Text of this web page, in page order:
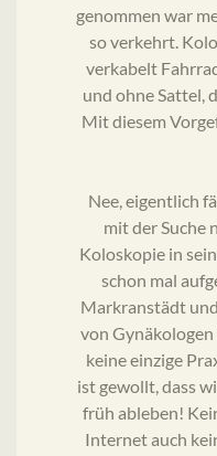
genommen war
so verkehrt.
verkabelt
und ohne Sattel,
Mit diesem
Nee, eigentlich
mit der Suche
Koloskopie in
schon mal
Markranstädt
von Gynäkologen
keine einzige
ist gewollt, dass
früh ableben!
Internet auch